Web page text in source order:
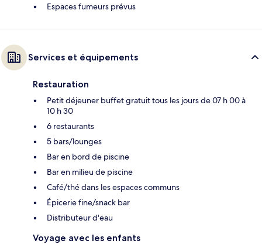
Espaces fumeurs prévus
Services et équipements
Restauration
Petit déjeuner buffet gratuit tous les jours de 07 h 00 à
10 h 30
6 restaurants
5 bars/lounges
Bar en bord de piscine
Bar en milieu de piscine
Café/thé dans les espaces communs
Épicerie fine/snack bar
Distributeur d'eau
Voyage avec les enfants